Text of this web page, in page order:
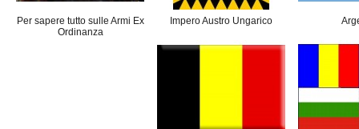
Per sapere tutto sulle Armi Ex
Ordinanza
Impero Austro Ungarico